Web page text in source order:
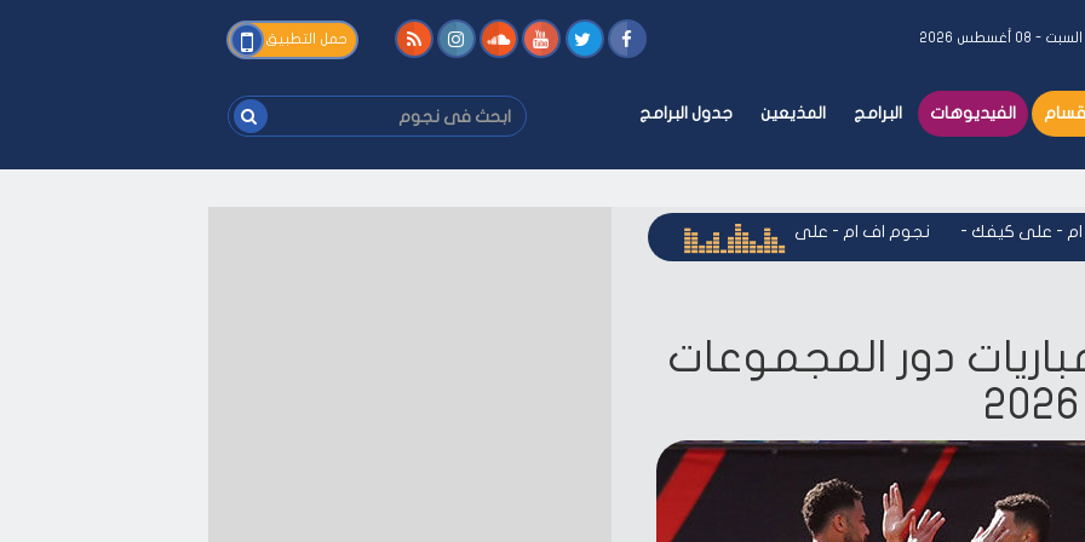
السبت - ٠٨ أغسطس ٢٠٢٦ حمل التطبيق
الفيديوهات البرامج المذيعين جدول البرامج
ابحث
فى
فى
-على كيفك - نجوم اف ام - على كيفك نجوم اف ام - على كيفك
دور المجموعات